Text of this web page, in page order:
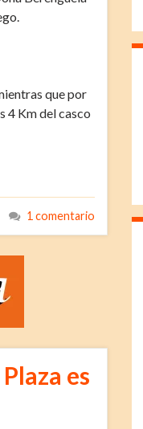
que por
4 Km del casco
1 comentario
es